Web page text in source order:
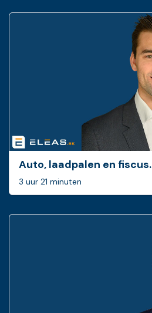
Auto, laadpalen en fiscus.
3 uur 21 minuten